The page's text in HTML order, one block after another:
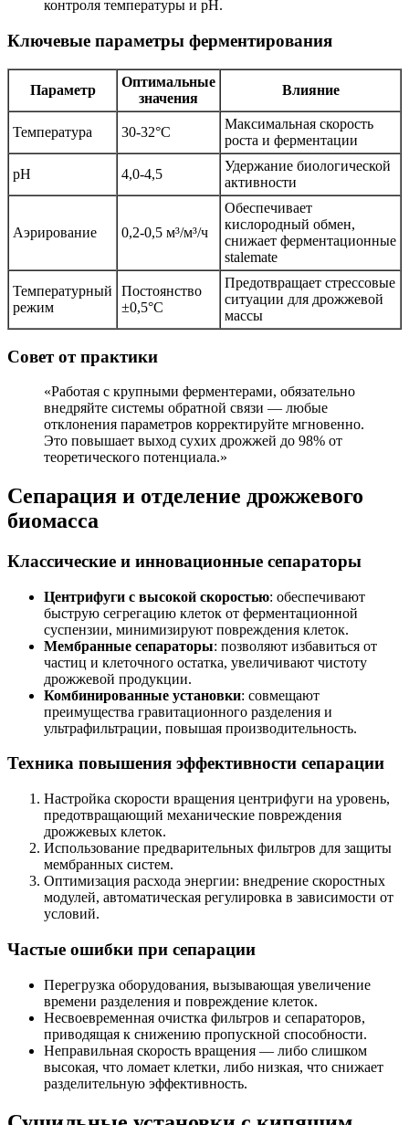
контроля температуры и pH.
Ключевые параметры ферментирования
Параметр
Оптимальные
значения
Влияние
Температура 30-32°C
Максимальная скорость
роста и ферментации
pH 4,0-4,5
Удержание биологической
активности
Аэрирование 0,2-0,5 м³/м³/ч
Обеспечивает
кислородный обмен,
снижает ферментационные
stalemate
Температурный
режим
Постоянство
±0,5°C
Предотвращает стрессовые
ситуации для дрожжевой
массы
Совет от практики
«Работая с крупными ферментерами, обязательно
внедряйте системы обратной связи — любые
отклонения параметров корректируйте мгновенно.
Это повышает выход сухих дрожжей до 98% от
теоретического потенциала.»
Сепарация и отделение дрожжевого
биомасса
Классические и инновационные сепараторы
Центрифуги с высокой скоростью: обеспечивают
быструю сегрегацию клеток от ферментационной
суспензии, минимизируют повреждения клеток.
Мембранные сепараторы: позволяют избавиться от
частиц и клеточного остатка, увеличивают чистоту
дрожжевой продукции.
Комбинированные установки: совмещают
преимущества гравитационного разделения и
ультрафильтрации, повышая производительность.
Техника повышения эффективности сепарации
Настройка скорости вращения центрифуги на уровень,
предотвращающий механические повреждения
дрожжевых клеток.
Использование предварительных фильтров для защиты
мембранных систем.
Оптимизация расхода энергии: внедрение скоростных
модулей, автоматическая регулировка в зависимости от
условий.
Частые ошибки при сепарации
Перегрузка оборудования, вызывающая увеличение
времени разделения и повреждение клеток.
Несвоевременная очистка фильтров и сепараторов,
приводящая к снижению пропускной способности.
Неправильная скорость вращения — либо слишком
высокая, что ломает клетки, либо низкая, что снижает
разделительную эффективность.